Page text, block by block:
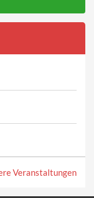
Veranstaltungen